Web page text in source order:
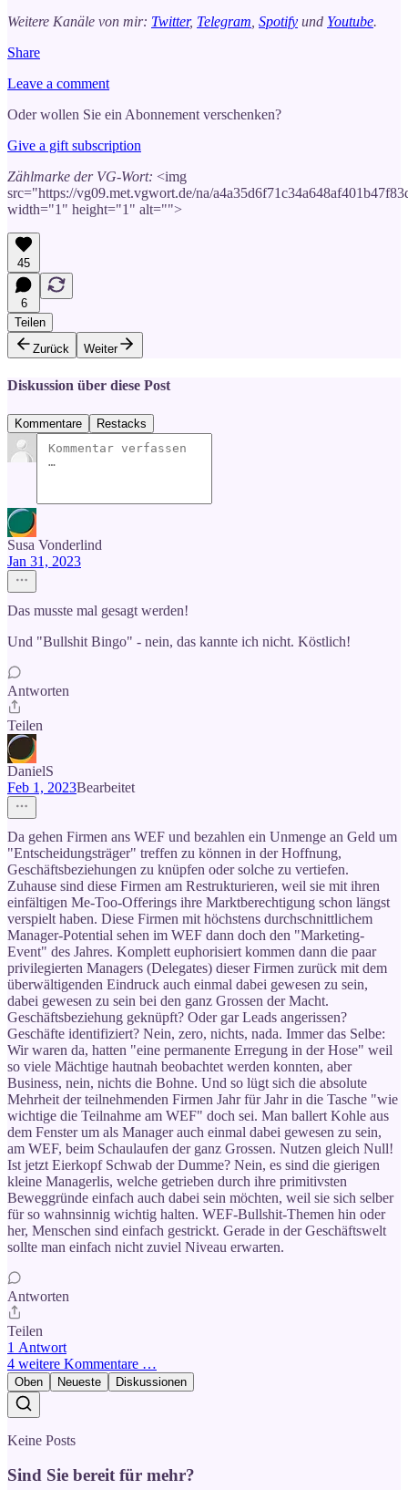
Weitere Kanäle von mir: Twitter, Telegram Spotify und Youtube.
Share
Leave a comment
Oder wollen Sie ein Abonnement verschenken?
Give a gift subscription
Zählmarke der VG-Wort: <img
src="https://vg09.met.vgwort.de/na/
width="1" height="1" alt="">
45
6
Teilen
Zurück
Weiter
Diskussion über diese Post
Kommentare Restacks
Susa Vonderlind
Jan 31, 2023
Das musste mal gesagt werden!
Und "Bullshit Bingo" - nein, das kannte ich nicht. Köstlich!
Antworten
Teilen
DanielS
Feb 1, 2023Bearbeitet
Da gehen Firmen ans WEF und bezahlen ein Unmenge an Geld um
"Entscheidungsträger" treffen zu können in der Hoffnung,
Geschäftsbeziehungen zu knüpfen oder solche zu vertiefen.
Zuhause sind diese Firmen am Restrukturieren, weil sie mit ihren
einfältigen Me-Too-Offerings ihre Marktberechtigung schon längst
verspielt haben. Diese Firmen mit höchstens durchschnittlichem
Manager-Potential sehen im WEF dann doch den "Marketing-
Event" des Jahres. Komplett euphorisiert kommen dann die paar
privilegierten Managers (Delegates) dieser Firmen zurück mit dem
überwältigenden Eindruck auch einmal dabei gewesen zu sein,
dabei gewesen zu sein bei den ganz Grossen der Macht.
Geschäftsbeziehung geknüpft? Oder gar Leads angerissen?
Geschäfte identifiziert? Nein, zero, nichts, nada. Immer das Selbe:
Wir waren da, hatten "eine permanente Erregung in der Hose" weil
so viele Mächtige hautnah beobachtet werden konnten, aber
Business, nein, nichts die Bohne. Und so lügt sich die absolute
Mehrheit der teilnehmenden Firmen Jahr für Jahr in die Tasche "wie
wichtige die Teilnahme am WEF" doch sei. Man ballert Kohle aus
dem Fenster um als Manager auch einmal dabei gewesen zu sein,
am WEF, beim Schaulaufen der ganz Grossen. Nutzen gleich Null!
Ist jetzt Eierkopf Schwab der Dumme? Nein, es sind die gierigen
kleine Managerlis, welche getrieben durch ihre primitivsten
Beweggründe einfach auch dabei sein möchten, weil sie sich selber
für so wahnsinnig wichtig halten. WEF-Bullshit-Themen hin oder
her, Menschen sind einfach gestrickt. Gerade in der Geschäftswelt
sollte man einfach nicht zuviel Niveau erwarten.
Antworten
Teilen
1 Antwort
4 weitere Kommentare …
Oben Neueste Diskussionen
Keine Posts
Sind Sie bereit für mehr?